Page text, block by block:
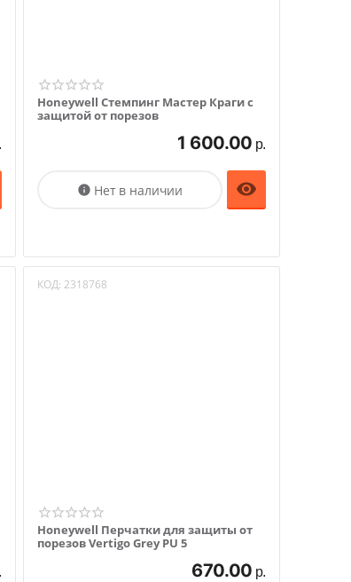
Honeywell Стемпинг Мастер Краги с
защитой от порезов
1 600.00 р.
Нет в наличии
 
КОД: 2318768
Honeywell Перчатки для защиты от
порезов Vertigo Grey PU 5
670.00 р.